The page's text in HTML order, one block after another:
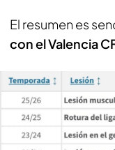
El resumen es
con el Valencia